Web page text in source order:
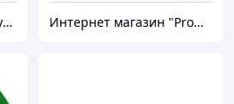
Магазин полезных покупок "Goodbuy" Интернет магазин "Promtovari"